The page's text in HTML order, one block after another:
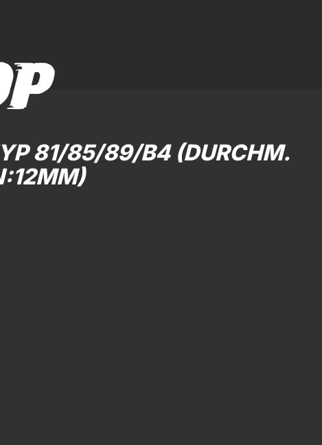
81/85/89/B4 (DURCHM.